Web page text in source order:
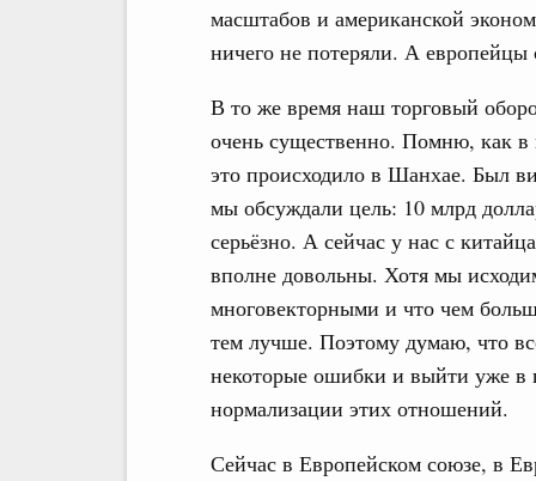
масштабов и американской
ничего не потеряли. А европейцы
В то же время наш торговый
очень существенно. Помню, как в
это происходило в Шанхае. Был
мы обсуждали цель: 10 млрд
серьёзно. А сейчас у нас с
вполне довольны. Хотя мы
многовекторными и что чем
тем лучше. Поэтому думаю, что
некоторые ошибки и выйти уже в
нормализации этих отношений.
Сейчас в Европейском союзе, в